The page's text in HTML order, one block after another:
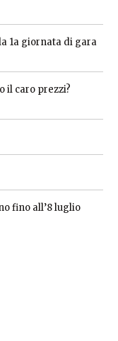
1a giornata di gara
il caro prezzi?
fino all’8 luglio